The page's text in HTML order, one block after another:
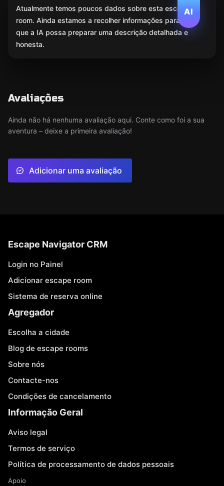
AI
Atualmente temos poucos dados sobre esta escape
room. Ainda estamos a recolher informações para
que a IA possa preparar uma descrição detalhada e
honesta.
Avaliações
Ainda não há nenhuma avaliação aqui. Conte como foi a sua
aventura – deixe a primeira avaliação!
Adicionar uma avaliação
Escape Navigator CRM
Login no Painel
Adicionar escape room
Sistema de reserva online
Agregador
Escolha a cidade
Blog de escape rooms
Sobre nós
Contacte-nos
Condições de cancelamento
Informação Geral
Aviso legal
Termos de serviço
Política de processamento de dados pessoais
Apoio